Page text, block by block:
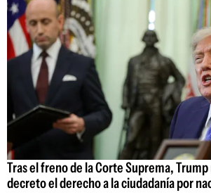
Tras el freno de la Corte Suprema,
decreto el derecho a la ciudadanía por